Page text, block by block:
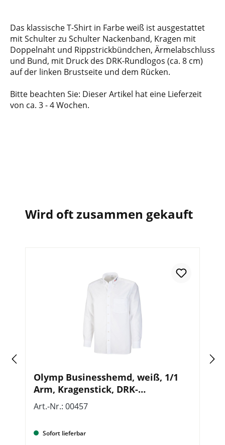
Das klassische T-Shirt in Farbe weiß ist ausgestattet
mit Schulter zu Schulter Nackenband, Kragen mit
Doppelnaht und Rippstrickbündchen, Ärmelabschluss
und Bund, mit Druck des DRK-Rundlogos (ca. 8 cm)
auf der linken Brustseite und dem Rücken.
Bitte beachten Sie: Dieser Artikel hat eine Lieferzeit
von ca. 3 - 4 Wochen.
Wird oft zusammen gekauft
Olymp Businesshemd, weiß, 1/1
Arm, Kragenstick, DRK-
Kompaktlogo
Art.-Nr.: 00457
Sofort lieferbar